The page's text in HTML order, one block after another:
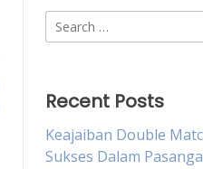
Search
for:
Recent Posts
Keajaiban Double
Sukses Dalam